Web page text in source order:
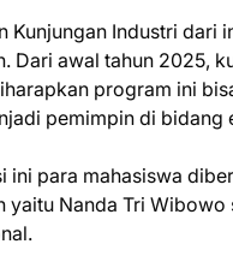
Kunjungan Industri
Dari awal tahun 2025,
program ini
pemimpin di bidang
ini para mahasiswa
yaitu Nanda Tri